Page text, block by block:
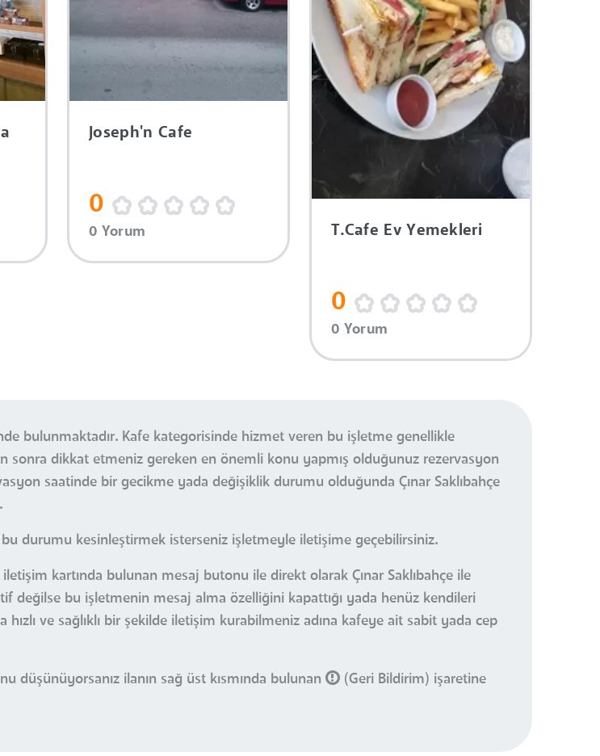
Joseph'n Cafe
0
0 Yorum T.Cafe Ev Yemekleri
0
0 Yorum
bulunmaktadır. Kafe kategorisinde hizmet veren bu işletme genellikle
sonra dikkat etmeniz gereken en önemli konu yapmış olduğunuz rezervasyon
saatinde bir gecikme yada değişiklik durumu olduğunda Çınar Saklıbahçe
durumu kesinleştirmek isterseniz işletmeyle iletişime geçebilirsiniz.
kartında bulunan mesaj butonu ile direkt olarak Çınar Saklıbahçe ile
değilse bu işletmenin mesaj alma özelliğini kapattığı yada henüz kendileri
ve sağlıklı bir şekilde iletişim kurabilmeniz adına kafeye ait sabit yada cep
düşünüyorsanız ilanın sağ üst kısmında bulunan
(Geri Bildirim) işaretine